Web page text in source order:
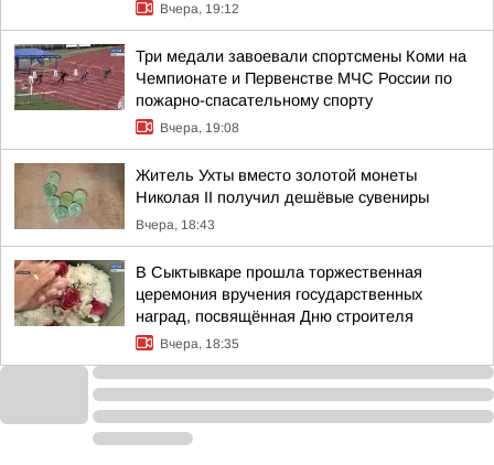
Вчера, 19:12
Три медали завоевали спортсмены Коми на
Чемпионате и Первенстве МЧС России по
пожарно-спасательному спорту
Вчера, 19:08
Житель Ухты вместо золотой монеты
Николая II получил дешёвые сувениры
Вчера, 18:43
В Сыктывкаре прошла торжественная
церемония вручения государственных
наград, посвящённая Дню строителя
Вчера, 18:35